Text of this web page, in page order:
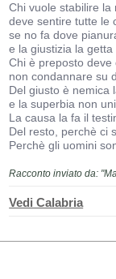
Chi vuole stabilire la
deve sentire tutte le
se no fa dove
e la giustizia la getta
Chi è preposto deve
non condannare su
Del giusto è nemica
e la superbia non
La causa la fa il
Del resto, perchè ci
Perchè gli uomini
Racconto inviato da:
Vedi Calabria